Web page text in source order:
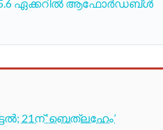
5.6 ഏക്കറില്‍ ആഫോര്‍ഡബ്ള്‍
21ന് ‘ബെത്‌ലഹേം’